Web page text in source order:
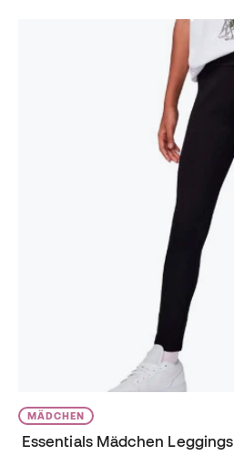
MÄDCHEN
Essentials Mädchen Leggings